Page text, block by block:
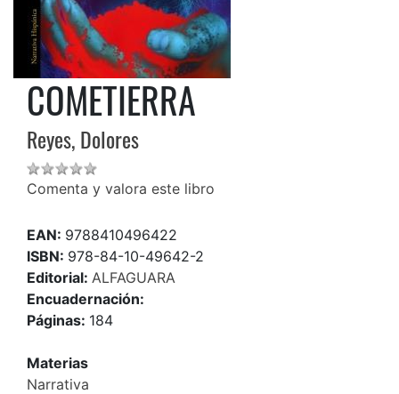
COMETIERRA
Reyes, Dolores
Comenta y valora este libro
EAN: 9788410496422
ISBN: 978-84-10-49642-2
Editorial: ALFAGUARA
Encuadernación:
Páginas: 184
Materias
Narrativa